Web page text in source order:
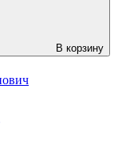
В корзину